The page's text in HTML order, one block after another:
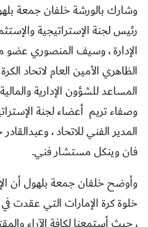
وشارك بالورشة خلفان جمعة
رئيس لجنة الإستراتيجية
الإدارة ، وسيف المنصوري عضو
الظاهري الأمين العام لاتحاد
المساعد للشؤون الإدارية
وصفاء تريم أعضاء لجنة
المدير الفني للاتحاد ،
فان وينكل مستشار فني.
وأوضح خلفان جمعة بلهول أن
خلوة كرة الإمارات التي عقدت